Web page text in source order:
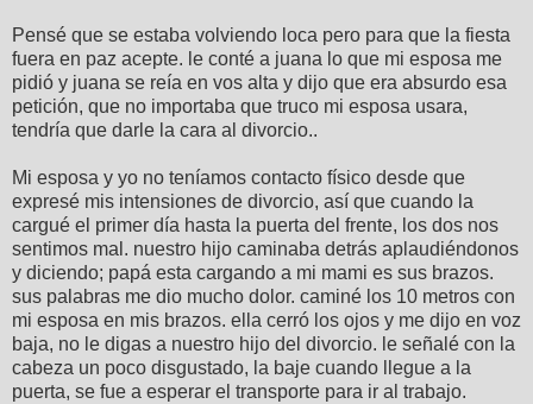
Pensé que se estaba volviendo loca pero para que la fiesta
fuera en paz acepte. le conté a juana lo que mi esposa me
pidió y juana se reía en vos alta y dijo que era absurdo esa
petición, que no importaba que truco mi esposa usara,
tendría que darle la cara al divorcio..
Mi esposa y yo no teníamos contacto físico desde que
expresé mis intensiones de divorcio, así que cuando la
cargué el primer día hasta la puerta del frente, los dos nos
sentimos mal. nuestro hijo caminaba detrás aplaudiéndonos
y diciendo; papá esta cargando a mi mami es sus brazos.
sus palabras me dio mucho dolor. caminé los 10 metros con
mi esposa en mis brazos. ella cerró los ojos y me dijo en voz
baja, no le digas a nuestro hijo del divorcio. le señalé con la
cabeza un poco disgustado, la baje cuando llegue a la
puerta, se fue a esperar el transporte para ir al trabajo.